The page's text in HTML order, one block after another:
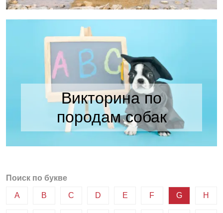
Викторина по
породам собак
Поиск по букве
A B C D E F G H